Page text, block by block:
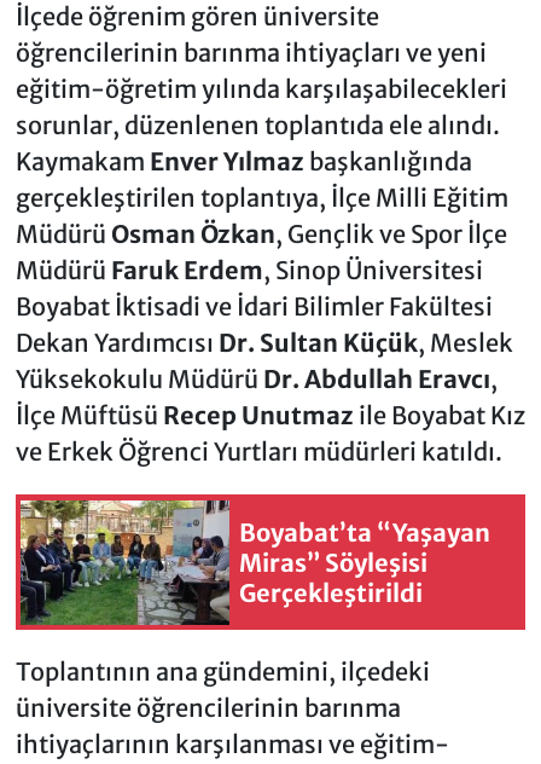
İlçede öğrenim gören üniversite
öğrencilerinin barınma ihtiyaçları ve yeni
eğitim-öğretim yılında karşılaşabilecekleri
sorunlar, düzenlenen toplantıda ele alındı.
Kaymakam Enver Yılmaz başkanlığında
gerçekleştirilen toplantıya, İlçe Milli Eğitim
Müdürü Osman Özkan, Gençlik ve Spor İlçe
Müdürü Faruk Erdem, Sinop Üniversitesi
Boyabat İktisadi ve İdari Bilimler Fakültesi
Dekan Yardımcısı Dr. Sultan Küçük, Meslek
Yüksekokulu Müdürü Dr. Abdullah Eravcı,
İlçe Müftüsü Recep Unutmaz ile Boyabat Kız
ve Erkek Öğrenci Yurtları müdürleri katıldı.
Boyabat’ta “Yaşayan
Miras” Söyleşisi
Gerçekleştirildi
Toplantının ana gündemini, ilçedeki
üniversite öğrencilerinin barınma
ihtiyaçlarının karşılanması ve eğitim-